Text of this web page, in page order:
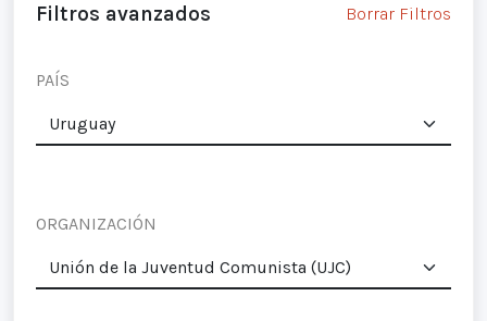
Filtros avanzados Borrar Filtros
PAÍS
ORGANIZACIÓN